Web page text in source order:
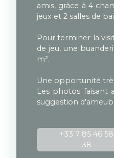
amis, grâce à 4
jeux et 2 salles de
Pour terminer la
de jeu, une
m².
Une opportunité
Les photos faisant
suggestion
+33 7 85 46 58
38